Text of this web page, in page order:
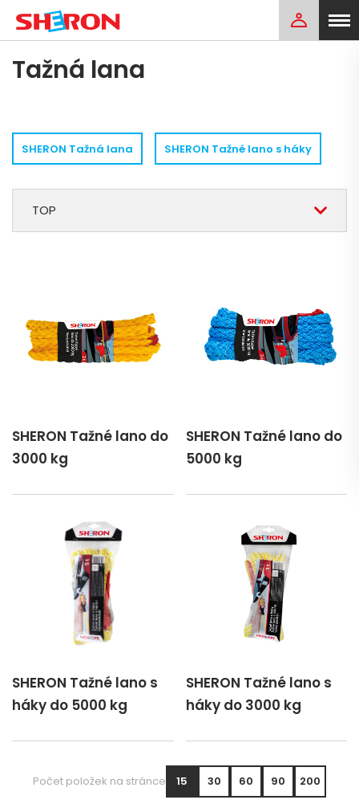
Tažná lana
TOP
SHERON Tažná lana SHERON Tažné lano s háky
SHERON Tažné lano do
3000 kg
SHERON Tažné lano do
5000 kg
SHERON Tažné lano s
háky do 5000 kg
SHERON Tažné lano s
háky do 3000 kg
Počet položek na stránce 15 30 60 90 200